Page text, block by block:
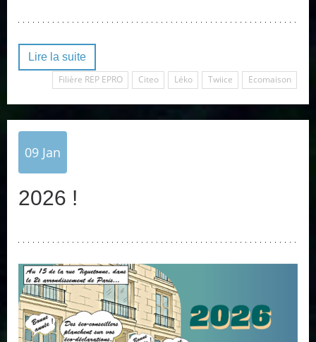
Lire la suite
Filière REP EPRO
Citeo Léko Twiice Ecomaison
09 Jan
2026 !